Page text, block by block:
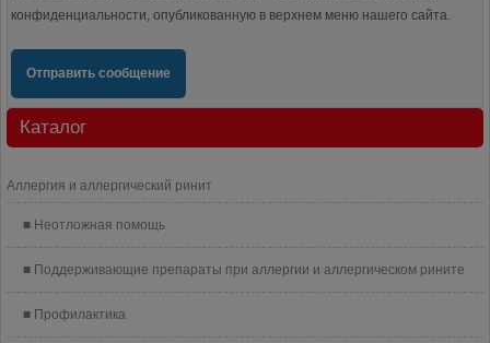
конфиденциальности, опубликованную в верхнем меню нашего сайта.
Отправить сообщение
Каталог
Аллергия и аллергический ринит
Неотложная помощь
Поддерживающие препараты при аллергии и аллергическом рините
Профилактика